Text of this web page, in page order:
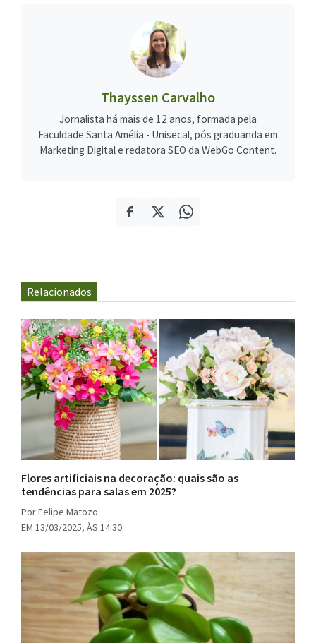
Thayssen Carvalho
Jornalista há mais de 12 anos, formada pela
Faculdade Santa Amélia - Unisecal, pós graduanda em
Marketing Digital e redatora SEO da WebGo Content.
Relacionados
Flores artificiais na decoração: quais são as
tendências para salas em 2025?
Por Felipe Matozo
EM 13/03/2025, ÀS 14:30